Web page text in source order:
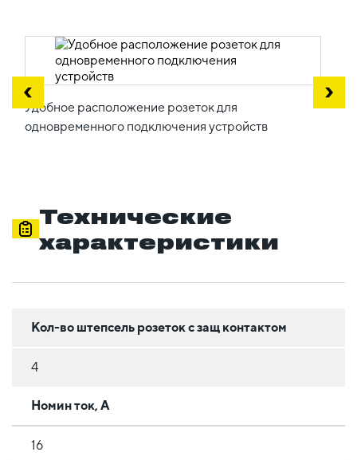
Удобное расположение розеток для
одновременного подключения устройств
Технические
характеристики
Кол-во штепсель розеток с защ контактом
4
Номин ток, А
16